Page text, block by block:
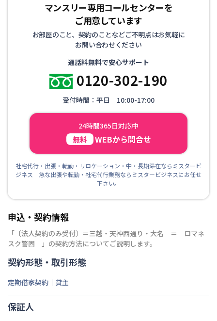
マンスリー専用コールセンターを
ご用意しています
お部屋のこと、契約のことなどご不明点はお気軽に
お問い合わせください
通話料無料で安心サポート
0120-302-190
受付時間：平日 10:00-17:00
24時間365日対応中
無料 WEBから問合せ
社宅代行・出張・転勤・リロケーション・中・長期滞在ならミスタービ
ジネス 急な出張や転勤・社宅代行業務ならミスタービジネスにお任せ
下さい。
申込・契約情報
「 〔法人契約のみ受付〕＝三越・天神西通り・大名 ＝ ロマネ
スク警固
」の契約方法についてご説明します。
契約形態・取引形態
定期借家契約｜貸主
保証人